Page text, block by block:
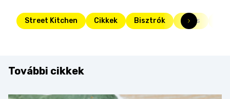
Street Kitchen Cikkek Bisztrók Friss
További cikkek